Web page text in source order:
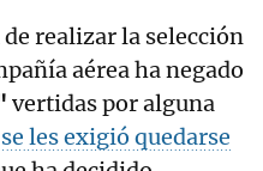
realizar la selección
aérea ha negado
vertidas por alguna
se les exigió quedarse